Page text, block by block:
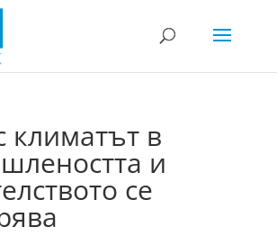
климатът в
и
се